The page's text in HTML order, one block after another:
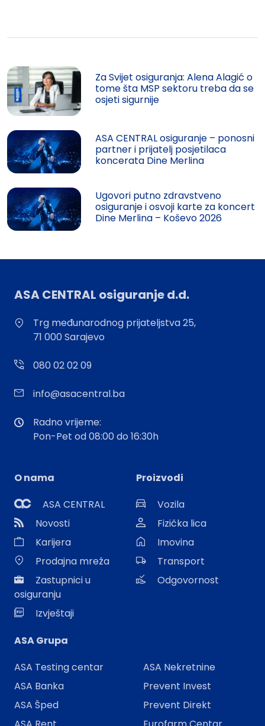
Za Svijet osiguranja: Alena Alagić o
tome šta MSP sektoru treba da se
osjeti sigurnije
ASA CENTRAL osiguranje – ponosni
partner i prijatelj posjetilaca
koncerata Dine Merlina
Ugovori putno zdravstveno
osiguranje i osvoji karte za koncert
Dine Merlina – Koševo 2026
ASA CENTRAL osiguranje d.d.
Trg međunarodnog prijateljstva 25,
71 000 Sarajevo
080 02 02 09
info@asacentral.ba
Radno vrijeme:
Pon-Pet od 08:00 do 16:30h
O nama
ASA CENTRAL
Novosti
Karijera
Prodajna mreža
Zastupnici u
osiguranju
Izvještaji
Proizvodi
Vozila
Fizička lica
Imovina
Transport
Odgovornost
ASA Grupa
ASA Testing centar
ASA Banka
ASA Šped
ASA Nekretnine
Prevent Invest
Prevent Direkt